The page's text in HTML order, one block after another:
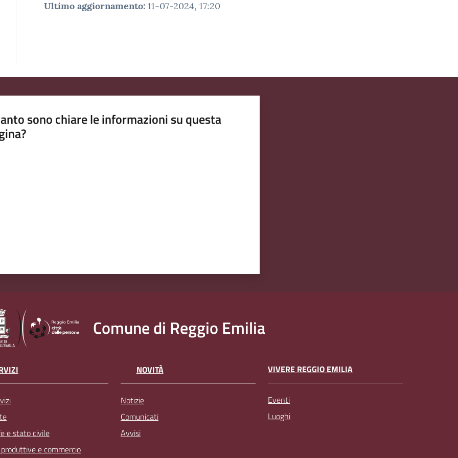
Ultimo aggiornamento: 11-07-2024, 17:20
sono chiare le informazioni su questa
Comune di Reggio Emilia
e stato civile
e commercio
NOVITÀ
Notizie
Comunicati
Avvisi
VIVERE REGGIO EMILIA
Eventi
Luoghi